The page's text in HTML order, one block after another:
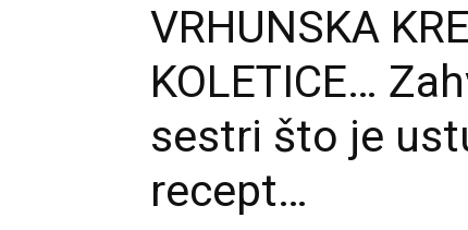
VRHUNSKA
KOLETICE…
sestri što je
recept…